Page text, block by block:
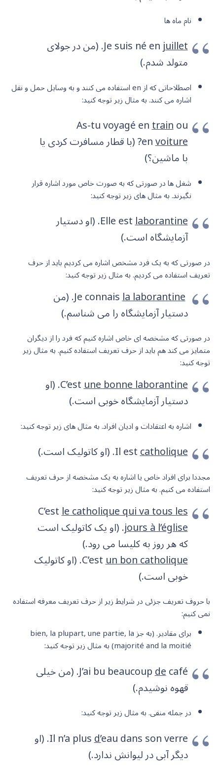
نام ماه ها
Je suis né enjuillet
. (من در جولای
متولد شدم.)
اصطلاحاتی که از en استفاده می کنند و به وسایل حمل و نقل
اشاره می کنند. به مثال زیر توجه کنید:
As-tu voyagé entrainou
envoiture
? (با قطار مسافرت کردی یا
با ماشین؟)
شغل ها در صورتی که به صورت خاص مورد اشاره قرار
نگیرند. به مثال های زیر توجه کنید:
Elle estlaborantine
. (او دستیار
آزمایشگاه است.)
در صورتی که به یک فرد مشخص اشاره می کردیم باید از حرف
تعریف استفاده می کردیم. به مثال زیر توجه کنید:
Je connais
la laborantine
. (من
دستیار آزمایشگاه را می شناسم.)
در صورتی که مشخصه ای خاص اشاره کنیم که فرد را از دیگران
متمایز می کند هم باید از حرف تعریف استفاده کنیم. به مثال زیر
توجه کنید:
C’estune bonne laborantine
. (او
دستیار آزمایشگاه خوبی است.)
اشاره به اعتقادات و ادیان افراد. به مثال های زیر توجه کنید:
Il estcatholique . (او کاتولیک است.)
مجددا برای افراد خاص یا اشاره به یک مشخصه از حرف تعریف
استفاده می کنیم. به مثال زیر توجه کنید:
C’estle catholique qui va tous les
jours à l’église. (او یک کاتولیک است
که هر روز به کلیسا می رود.)
C’estun bon catholique
. (او کاتولیک
خوبی است.)
با حروف تعریف جزئی در شرایط زیر از حرف تعریف معرفه استفاده
نمی کنیم:
برای مقادیر. (به جز bien, la plupart, une partie, la
majorité and la moitié) به مثال زیر توجه کنید:
J’ai bu beaucoupde
café. (من خیلی
قهوه نوشیدم.)
در جمله منفی. به مثال زیر توجه کنید:
Il n’a plusd’
eau dans son verre. (او
دیگر آبی در لیوانش ندارد.)